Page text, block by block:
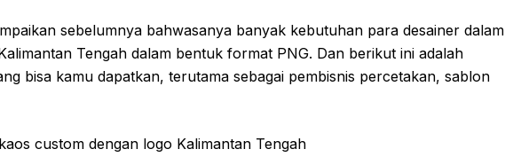
sebelumnya bahwasanya banyak kebutuhan para desainer dalam
Tengah dalam bentuk format PNG. Dan berikut ini adalah
bisa kamu dapatkan, terutama sebagai pembisnis percetakan, sablon
custom dengan logo Kalimantan Tengah